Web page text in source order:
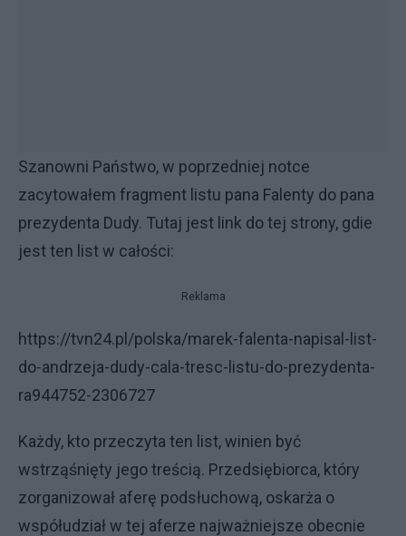
Szanowni Państwo, w poprzedniej notce
zacytowałem fragment listu pana Falenty do pana
prezydenta Dudy. Tutaj jest link do tej strony, gdie
jest ten list w całości:
Reklama
https://tvn24.pl/polska/marek-falenta-napisal-list-
do-andrzeja-dudy-cala-tresc-listu-do-prezydenta-
ra944752-2306727
Każdy, kto przeczyta ten list, winien być
wstrząśnięty jego treścią. Przedsiębiorca, który
zorganizował aferę podsłuchową, oskarża o
współudział w tej aferze najważniejsze obecnie